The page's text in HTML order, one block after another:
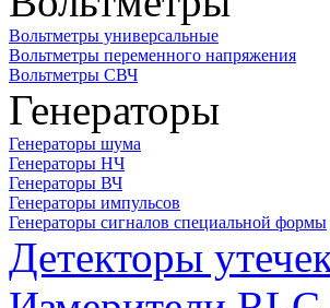
Вольтметры универсальные
Вольтметры переменного напряжения
Вольтметры СВЧ
Генераторы
Генераторы шума
Генераторы НЧ
Генераторы ВЧ
Генераторы импульсов
Генераторы сигналов специальной формы
Детекторы